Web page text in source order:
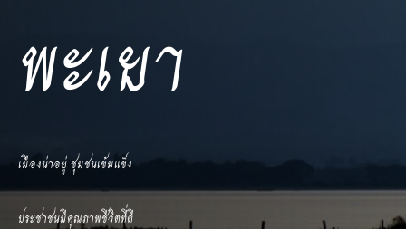
พะเยา
เมืองน่าอยู่ ชุมชนเข้มแข็ง
ประชาชนมีคุณภาพชีวิตที่ดี